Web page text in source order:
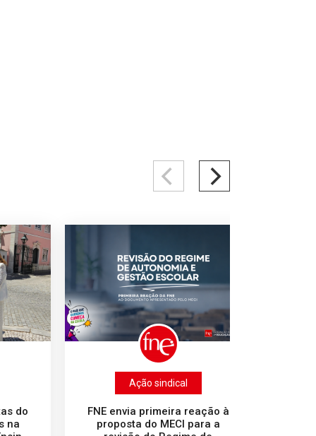
do
na
Ação sindical
FNE envia primeira reação à
proposta do MECI para a